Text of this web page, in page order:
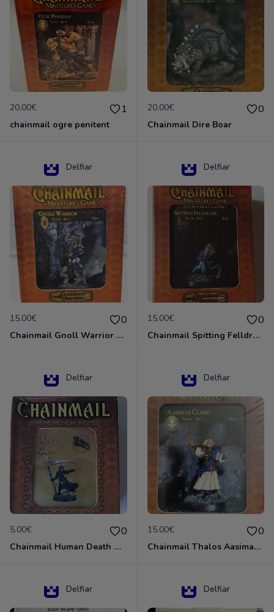
20.00€ 1
chainmail ogre penitent
20.00€ 0
Chainmail Dire Boar
Delfiar
15.00€ 0
Chainmail Gnoll Warrior Dungeons & Dragons
Delfiar
15.00€ 0
Chainmail Spitting Felldrake
Delfiar
5.00€ 0
Chainmail Human Death Cleric
Delfiar
15.00€ 0
Chainmail Thalos Aasimar Cleric
Delfiar Delfiar